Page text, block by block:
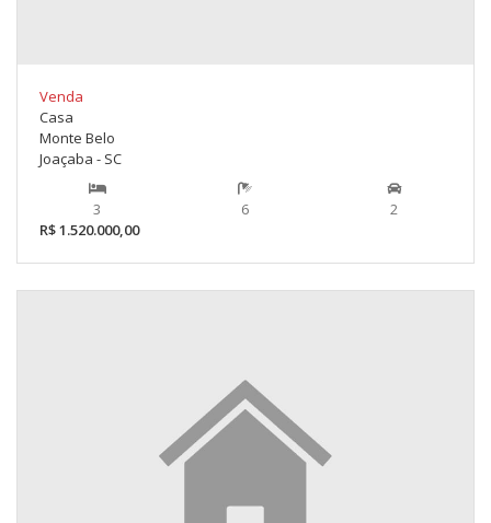
Venda
Casa
Monte Belo
Joaçaba - SC
3 6
2
R$ 1.520.000,00